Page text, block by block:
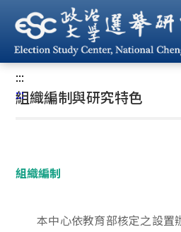
到
主
要
內
容
首頁/ 關於選研/ 組織編制與研究
:::
:::
組織編制與研究特色
組織編制
本中心依教育部核定之設置